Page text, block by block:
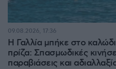
Η Γαλλία μπήκε στο
πρίζα: Σπασμωδικές
παραβιάσεις και
09.08.2026, 17:36